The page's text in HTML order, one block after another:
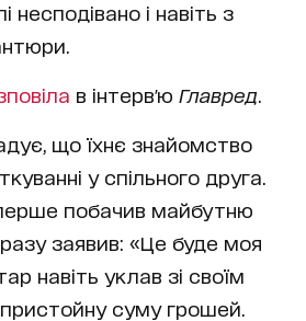
несподівано і навіть з
в інтерв'ю Главред
що їхнє знайомство
у спільного друга.
побачив майбутню
заявив: «Це буде моя
навіть уклав зі своїм
суму грошей.